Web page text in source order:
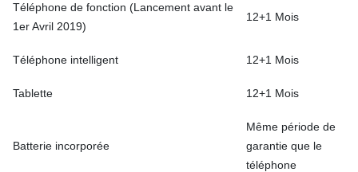
Téléphone de fonction (Lancement avant le
1er Avril 2019)
12+1 Mois
Téléphone intelligent 12+1 Mois
Tablette 12+1 Mois
Batterie incorporée
Même période de
garantie que le
téléphone